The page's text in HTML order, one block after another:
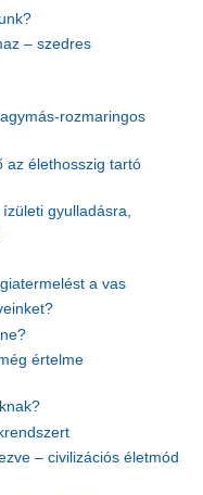
– szedres
rozmaringos
az élethosszig tartó
gyulladásra,
a vas
értelme
– civilizációs életmód